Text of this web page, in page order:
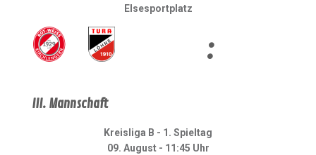
Elsesportplatz
:
III. Mannschaft
Kreisliga B - 1. Spieltag
09. August - 11:45 Uhr